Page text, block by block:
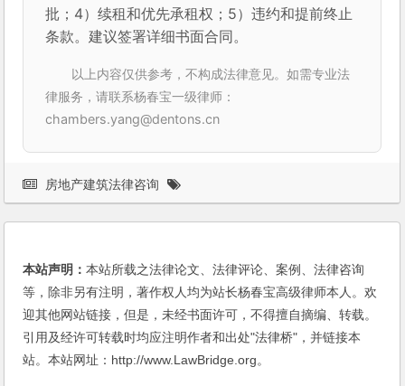
批；4）续租和优先承租权；5）违约和提前终止
条款。建议签署详细书面合同。
以上内容仅供参考，不构成法律意见。如需专业法
律服务，请联系杨春宝一级律师：
chambers.yang@dentons.cn
房地产建筑法律咨询
本站声明：本站所载之法律论文、法律评论、案例、法律咨询
等，除非另有注明，著作权人均为站长杨春宝高级律师本人。欢
迎其他网站链接，但是，未经书面许可，不得擅自摘编、转载。
引用及经许可转载时均应注明作者和出处"法律桥"，并链接本
站。本站网址：http://www.LawBridge.org。